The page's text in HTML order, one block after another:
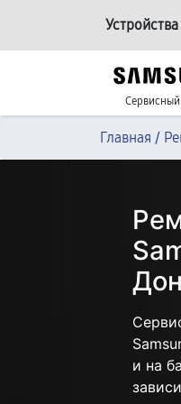
Устройства
Сервисный
Главная /
и на